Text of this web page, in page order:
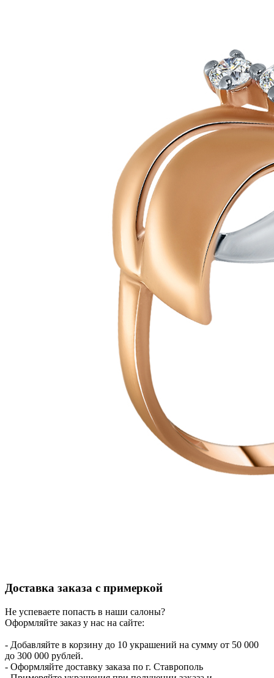
Доставка заказа с примеркой
Не успеваете попасть в наши салоны?
Оформляйте заказ у нас на сайте:
- Добавляйте в корзину до 10 украшений на сумму от 50 000
до 300 000 рублей.
- Оформляйте доставку заказа по г. Ставрополь